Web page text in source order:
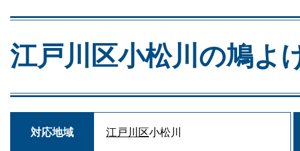
江戸川区小松川の鳩よ
対応地域 江戸川区小松川